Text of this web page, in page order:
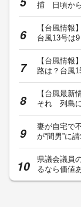
捕 日頃か
【台風情
台風13号は
【台風情報
路は？台風
【台風最新
それ 列島
妻が自宅で
が“間男”に
県議会議員
るなら価値